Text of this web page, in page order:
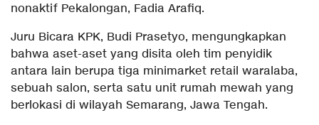
nonaktif Pekalongan, Fadia Arafiq.
Juru Bicara KPK, Budi Prasetyo, mengungkapkan
bahwa aset-aset yang disita oleh tim penyidik
antara lain berupa tiga minimarket retail waralaba,
sebuah salon, serta satu unit rumah mewah yang
berlokasi di wilayah Semarang, Jawa Tengah.